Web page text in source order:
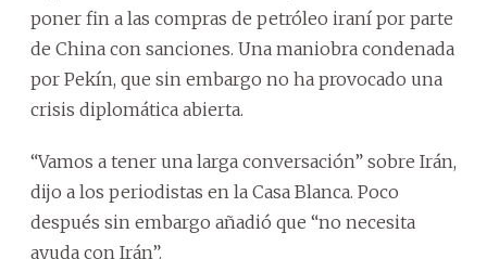
poner fin a las compras de petróleo iraní por parte
de China con sanciones. Una maniobra condenada
por Pekín, que sin embargo no ha provocado una
crisis diplomática abierta.
“Vamos a tener una larga conversación” sobre Irán,
dijo a los periodistas en la Casa Blanca. Poco
después sin embargo añadió que “no necesita
ayuda con Irán”.